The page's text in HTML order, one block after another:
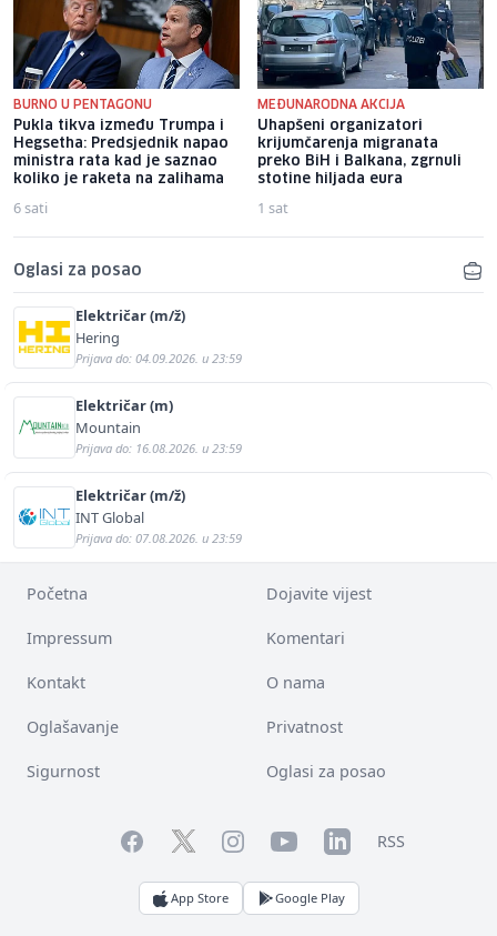
BURNO U PENTAGONU
Pukla tikva između Trumpa i
Hegsetha: Predsjednik napao
ministra rata kad je saznao
koliko je raketa na zalihama
6 sati
MEĐUNARODNA AKCIJA
Uhapšeni organizatori
krijumčarenja migranata
preko BiH i Balkana, zgrnuli
stotine hiljada eura
1 sat
Oglasi za posao
Električar (m/ž)
Hering
Prijava do: 04.09.2026. u 23:59
Električar (m)
Mountain
Prijava do: 16.08.2026. u 23:59
Električar (m/ž)
INT Global
Prijava do: 07.08.2026. u 23:59
Početna Dojavite vijest
Impressum Komentari
Kontakt O nama
Oglašavanje Privatnost
Sigurnost Oglasi za posao
FacebookTwitterInstagramYouTubeLinkedInRSS
App Store Google Play